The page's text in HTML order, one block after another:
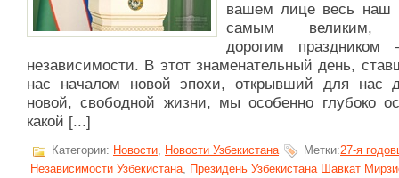
вашем лице весь наш
самым великим,
дорогим
независимости. В этот знаменательный день,
нас началом новой эпохи, открывший для нас
новой, свободной жизни, мы особенно глубоко
какой [...]
Категории: Новости, Новости Узбекистана Метки:27-я
Независимости Узбекистана Президень Узбекистана Шавкат